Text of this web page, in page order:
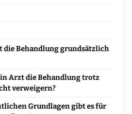
die Behandlung grundsätzlich
Arzt die Behandlung trotz
verweigern?
Grundlagen gibt es für